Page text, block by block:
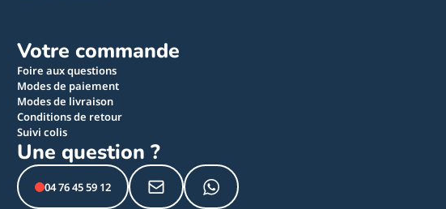
Votre commande
Foire aux questions
Modes de paiement
Modes de livraison
Conditions de retour
Suivi colis
Une question ?
04 76 45 59 12